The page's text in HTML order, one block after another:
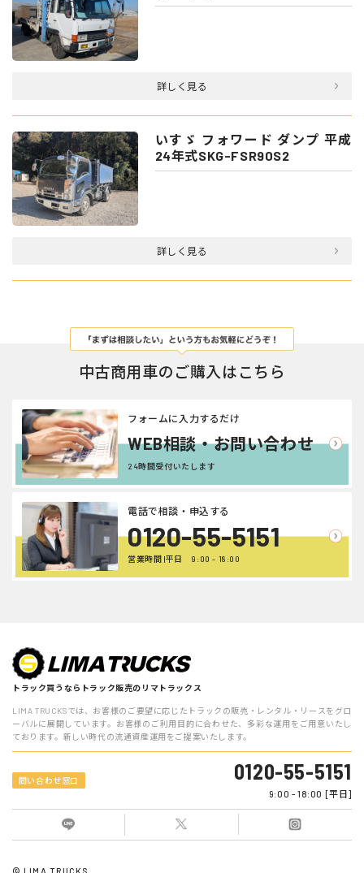
詳しく見る
いすゞ フォワード ダンプ 平成
24年式SKG-FSR90S2
詳しく見る
中古商用車のご購入はこちら
WEB相談・お問い合わせ
フォームに入力するだけ
24時間受付いたします
0120-55-5151
電話で相談・申込する
営業時間 |平日 9:00 - 18:00
トラック買うならトラック販売のリマトラックス
LIMA TRUCKSでは、お客様のご要望に応じたトラックの販売・レンタル・リースをグロ
ーバルに展開しています。お客様のご利用目的に合わせた、多彩な運用をご用意いたし
ております。新しい時代の流通資産運用をご提案いたします。
問い合わせ窓口 0120-55-5151
9:00 - 18:00 [平日]